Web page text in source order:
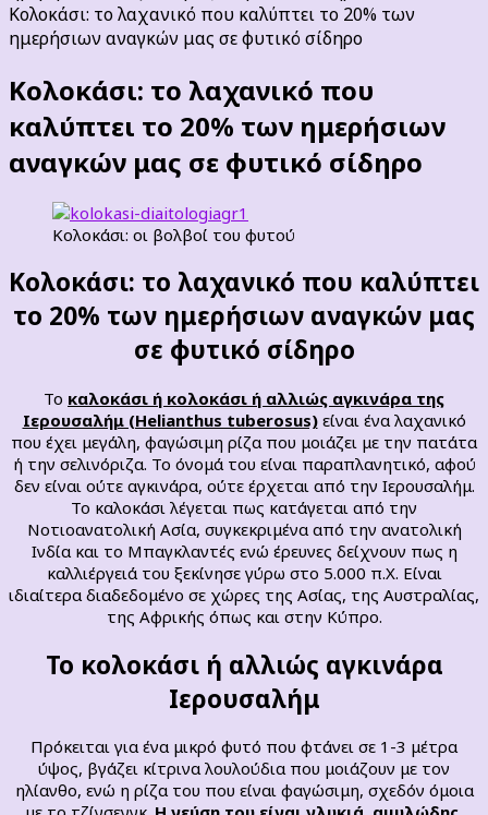
Κολοκάσι: το λαχανικό που καλύπτει το 20% των
ημερήσιων αναγκών μας σε φυτικό σίδηρο
Κολοκάσι: το λαχανικό που
καλύπτει το 20% των ημερήσιων
αναγκών μας σε φυτικό σίδηρο
Κολοκάσι: οι βολβοί του φυτού
Κολοκάσι: το λαχανικό που καλύπτει
το 20% των ημερήσιων αναγκών μας
σε φυτικό σίδηρο
Το καλοκάσι ή κολοκάσι ή αλλιώς αγκινάρα της
Ιερουσαλήμ (Helianthus tuberosus)είναι ένα λαχανικό
που έχει μεγάλη, φαγώσιμη ρίζα που μοιάζει με την πατάτα
ή την σελινόριζα. Το όνομά του είναι παραπλανητικό, αφού
δεν είναι ούτε αγκινάρα, ούτε έρχεται από την Ιερουσαλήμ.
Το καλοκάσι λέγεται πως κατάγεται από την
Νοτιοανατολική Ασία, συγκεκριμένα από την ανατολική
Ινδία και το Μπαγκλαντές ενώ έρευνες δείχνουν πως η
καλλιέργειά του ξεκίνησε γύρω στο 5.000 π.Χ. Είναι
ιδιαίτερα διαδεδομένο σε χώρες της Ασίας, της Αυστραλίας,
της Αφρικής όπως και στην Κύπρο.
Το κολοκάσι ή αλλιώς αγκινάρα
Ιερουσαλήμ
Πρόκειται για ένα μικρό φυτό που φτάνει σε 1-3 μέτρα
ύψος, βγάζει κίτρινα λουλούδια που μοιάζουν με τον
ηλίανθο, ενώ η ρίζα του που είναι φαγώσιμη, σχεδόν όμοια